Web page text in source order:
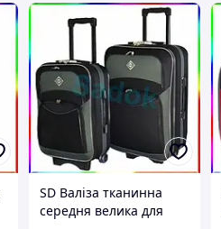
SD Валіза тканинна
середня велика для